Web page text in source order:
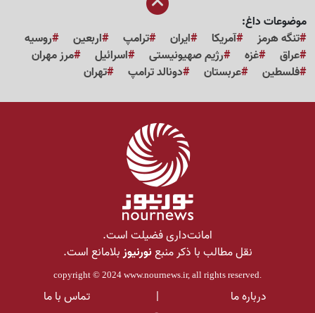
موضوعات داغ:
تنگه هرمز
آمریکا ایران ترامپ اربعین
روسیه
عراق
غزه رژیم صهیونیستی اسرائیل
مرز مهران
فلسطین
عربستان دونالد ترامپ تهران
امانت‌داری فضیلت است.
نقل مطالب با ذکر منبعنورنیوزبلامانع است.
copyright © 2024 www.nournews.ir, all rights reserved.
درباره ما | تماس با ما